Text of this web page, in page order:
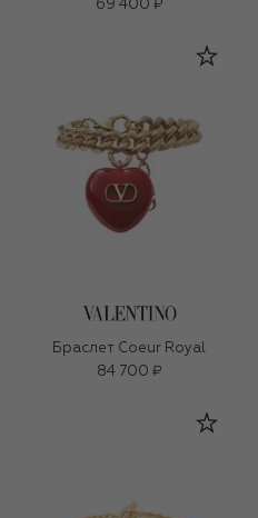
69 400 ₽
Браслет Coeur Royal
84 700 ₽